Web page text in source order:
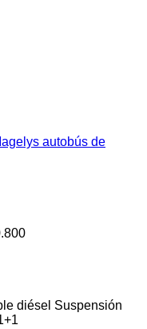
autobús de
diésel Suspensión